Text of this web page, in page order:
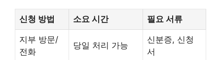
신청 방법 소요 시간 필요 서류
지부 방문/
전화
당일 처리 가능
신분증, 신청
서